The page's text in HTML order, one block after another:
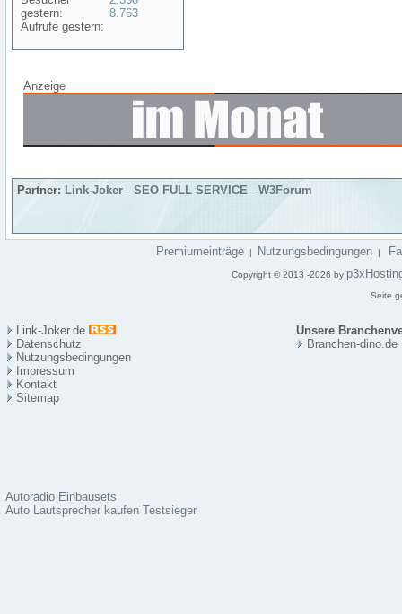
gestern:
Aufrufe gestern:
8.763
Anzeige
Partner: Link-Joker - SEO FULL SERVICE - W3Forum
Premiumeinträge | Nutzungsbedingungen |
Copyright © 2013 -2026 by
Seite
Link-Joker.de
Unsere
Datenschutz
Nutzungsbedingungen
Impressum
Kontakt
Sitemap
Branchen-dino.de
Autoradio Einbausets
Auto Lautsprecher kaufen Testsieger